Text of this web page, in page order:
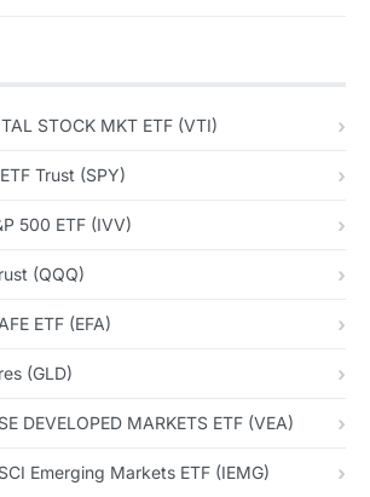
STOCK MKT ETF (VTI)
Trust (SPY)
500 ETF (IVV)
(QQQ)
ETF (EFA)
(GLD)
DEVELOPED MARKETS ETF (VEA)
Emerging Markets ETF (IEMG)